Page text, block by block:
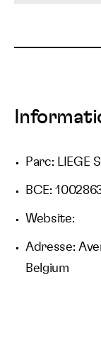
Parc: LIEGE
BCE:
Website:
Adresse:
Belgium